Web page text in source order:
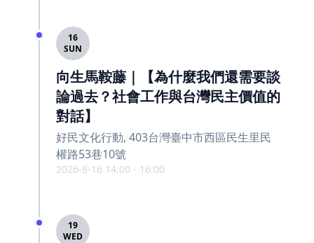
16
SUN
向生馬鞍藤｜【為什麼我們還需要談
論過去？社會工作與台灣民主價值的
對話】
好民文化行動, 403台灣臺中市西區民生里民
權路53巷10號
2026-8-16 14:00 - 16:00
19
WED